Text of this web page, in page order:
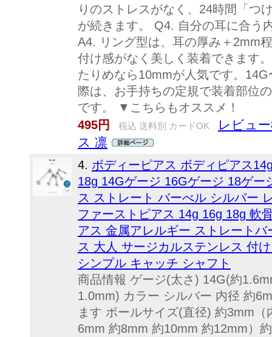
りのストレスがなく、24時間「つ
が続きます。 Q4. 自分の耳に合う
A4. リング型は、耳の厚み＋2mm
付け感がなく美しく装着できます
たりめなら10mmが人気です。
際は、お手持ちの定規で装着部位
です。 ▼こちらもオススメ！
495円
税込 送料別 カードOK
レビュ
ス 凛
4. ボディーピアス ボディピアス
18g 14Gゲージ 16Gゲージ 18ゲ
ス ストレート バーべル シルバー
ファーストピアス 14g 16g 18g 軟
アス 金属アレルギー ストレート
ス 大人 サージカルステンレス 付
シンプル キャッチ シャフト
商品情報 ゲージ(太さ) 14G(約
1.0mm) カラー シルバー 内径 約
ます ボールサイズ(直径) 約3mm
6mm 約8mm 約10mm 約12mm）